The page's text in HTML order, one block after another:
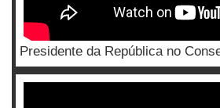
Presidente da República no